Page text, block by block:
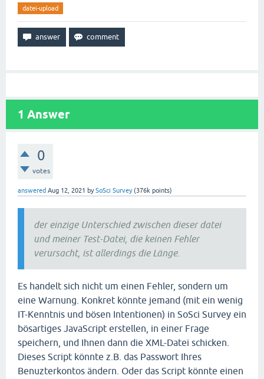
datei-upload
1 Answer
0
votes
answered Aug 12, 2021 bySoSci Survey (376k points)
der einzige Unterschied zwischen dieser datei
und meiner Test-Datei, die keinen Fehler
verursacht, ist allerdings die Länge.
Es handelt sich nicht um einen Fehler, sondern um
eine Warnung. Konkret könnte jemand (mit ein wenig
IT-Kenntnis und bösen Intentionen) in SoSci Survey ein
bösartiges JavaScript erstellen, in einer Frage
speichern, und Ihnen dann die XML-Datei schicken.
Dieses Script könnte z.B. das Passwort Ihres
Benuzterkontos ändern. Oder das Script könnte einen